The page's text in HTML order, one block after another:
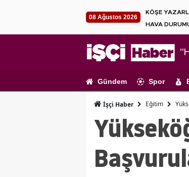
08 Ağustos 2026
KÖŞE
HAVA
Gündem Spor
İşçi Haber Eğitim